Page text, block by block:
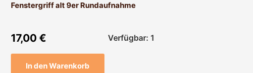
Fenstergriff alt 9er Rundaufnahme
17,00 € Verfügbar: 1
In den Warenkorb